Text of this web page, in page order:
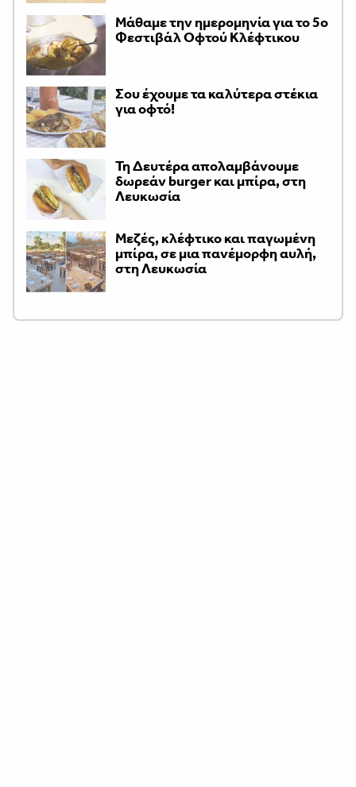
Μάθαμε την ημερομηνία για το 5ο
Φεστιβάλ Οφτού Κλέφτικου
Σου έχουμε τα καλύτερα στέκια
για οφτό!
Τη Δευτέρα απολαμβάνουμε
δωρεάν burger και μπίρα, στη
Λευκωσία
Μεζές, κλέφτικο και παγωμένη
μπίρα, σε μια πανέμορφη αυλή,
στη Λευκωσία